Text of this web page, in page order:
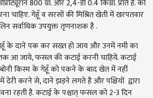
800 ग्रा. और 2,4-डी 0.4 किग्रा. प्रति हे. को
चाहिए. गेहूँ व सरसों की मिश्रित खेती में खरपतवार
सर्वाधिक उपयुक्त तृणनाशक है .
के दाने पक कर सख्त हो जाय और उनमें नमी का
आ जाये, फसल की कटाई करनी चाहिये. कटाई
किस्म के गेहूँ को पकने के बाद खेत में नहीं
देरी करने से, दाने झड़ने लगते है और पक्षियों द्वारा
रहती है. कटाई के पश्चात् फसल को 2-3 दिन